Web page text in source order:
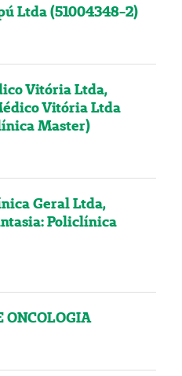
Ltda (51004348-2)
Vitória Ltda,
Vitória Ltda
Master)
Geral Ltda,
Policlínica
ONCOLOGIA